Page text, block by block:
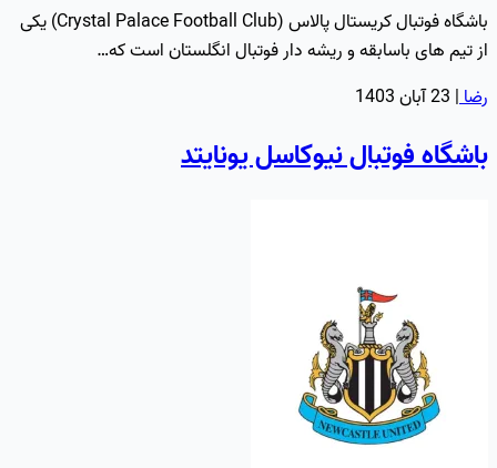
باشگاه فوتبال کریستال پالاس (Crystal Palace Football Club) یکی
از تیم های باسابقه و ریشه دار فوتبال انگلستان است که…
رضا| 23 آبان 1403
باشگاه فوتبال نیوکاسل یونایتد